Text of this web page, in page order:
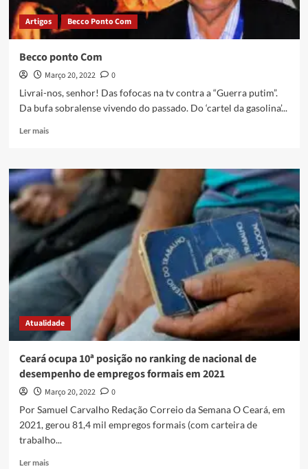
Artigos Becco Ponto Com
Becco ponto Com
Março 20, 2022
0
Livrai-nos, senhor! Das fofocas na tv contra a “Guerra putim”.
Da bufa sobralense vivendo do passado. Do ‘cartel da gasolina’...
Ler mais
Atualidade
Ceará ocupa 10ª posição no ranking de nacional de
desempenho de empregos formais em 2021
Março 20, 2022
0
Por Samuel Carvalho Redação Correio da Semana O Ceará, em
2021, gerou 81,4 mil empregos formais (com carteira de
trabalho...
Ler mais